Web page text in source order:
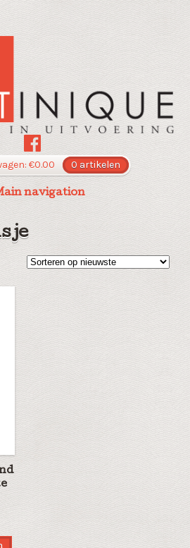
€0.00 0 artikelen
navigation